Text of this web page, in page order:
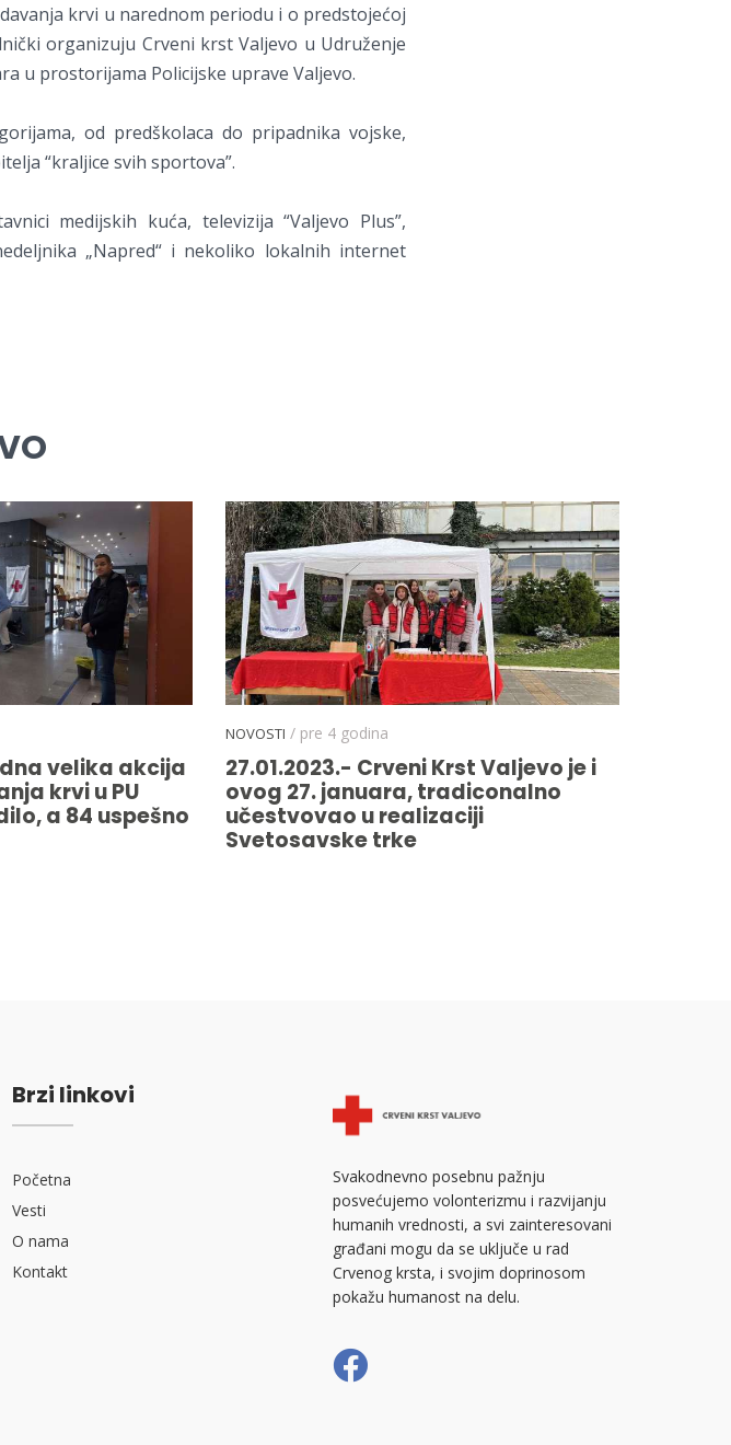
krvi u narednom periodu i o predstojećoj
organizuju Crveni krst Valjevo u Udruženje
u prostorijama Policijske uprave Valjevo.
od predškolaca do pripadnika vojske,
“kraljice svih sportova”.
medijskih kuća, televizija “Valjevo Plus”,
„Napred“ i nekoliko lokalnih internet
velika akcija
krvi u PU
a 84 uspešno
NOVOSTI / pre 4 godina
27.01.2023.- Crveni Krst Valjevo je i
ovog 27. januara, tradiconalno
učestvovao u realizaciji
Svetosavske trke
Brzi linkovi
Početna
Vesti
O nama
Kontakt
Svakodnevno posebnu pažnju
posvećujemo volonterizmu i razvijanju
humanih vrednosti, a svi zainteresovani
građani mogu da se uključe u rad
Crvenog krsta, i svojim doprinosom
pokažu humanost na delu.